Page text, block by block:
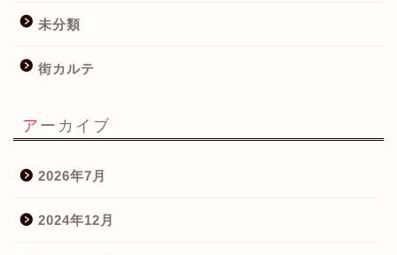
未分類
街カルテ
アーカイブ
2026年7月
2024年12月